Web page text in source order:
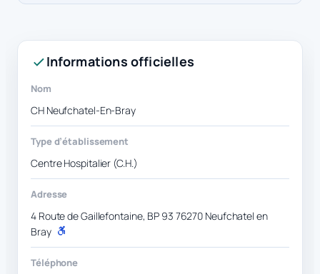
Informations officielles
Nom
CH Neufchatel-En-Bray
Type d’établissement
Centre Hospitalier (C.H.)
Adresse
4 Route de Gaillefontaine, BP 93 76270 Neufchatel en
Bray
P
M
R
Téléphone